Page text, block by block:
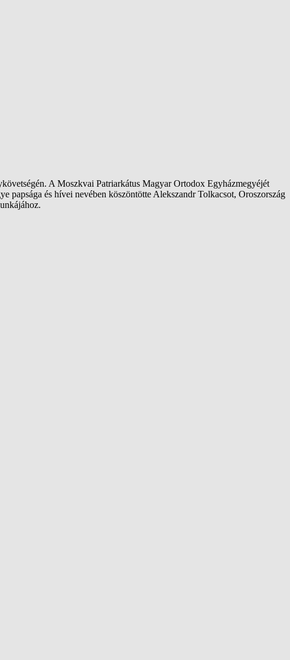
A Moszkvai Patriarkátus Magyar Ortodox Egyházmegyéjét
és hívei nevében köszöntötte Alekszandr Tolkacsot, Oroszország